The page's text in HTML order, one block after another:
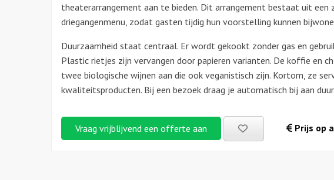
theaterarrangement aan te bieden. Dit arrangement bestaat uit een
driegangenmenu, zodat gasten tijdig hun voorstelling kunnen
Duurzaamheid staat centraal. Er wordt gekookt zonder gas en
Plastic rietjes zijn vervangen door papieren varianten. De koffie en
twee biologische wijnen aan die ook veganistisch zijn. Kortom, ze
kwaliteitsproducten. Bij een bezoek draag je automatisch bij aan
Vraag vrijblijvend een offerte aan
Bewaarde
uitjes
Prijs op